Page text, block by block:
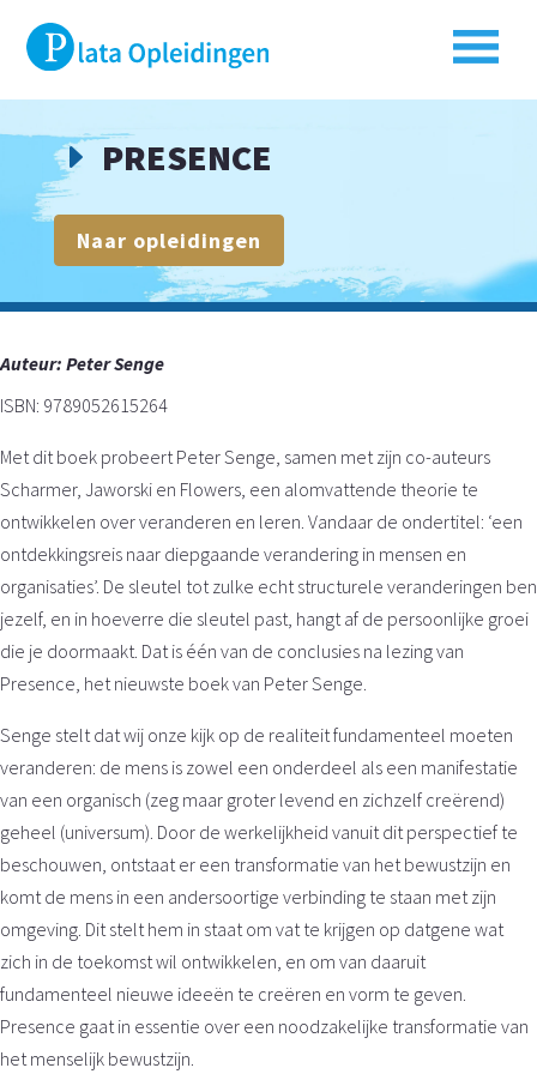
E PRESENCE
Naar opleidingen
Auteur: Peter Senge
ISBN: 9789052615264
Met dit boek probeert Peter Senge, samen met zijn co-auteurs
Scharmer, Jaworski en Flowers, een alomvattende theorie te
ontwikkelen over veranderen en leren. Vandaar de ondertitel: ‘een
ontdekkingsreis naar diepgaande verandering in mensen en
organisaties’. De sleutel tot zulke echt structurele veranderingen ben
jezelf, en in hoeverre die sleutel past, hangt af de persoonlijke groei
die je doormaakt. Dat is één van de conclusies na lezing van
Presence, het nieuwste boek van Peter Senge.
Senge stelt dat wij onze kijk op de realiteit fundamenteel moeten
veranderen: de mens is zowel een onderdeel als een manifestatie
van een organisch (zeg maar groter levend en zichzelf creërend)
geheel (universum). Door de werkelijkheid vanuit dit perspectief te
beschouwen, ontstaat er een transformatie van het bewustzijn en
komt de mens in een andersoortige verbinding te staan met zijn
omgeving. Dit stelt hem in staat om vat te krijgen op datgene wat
zich in de toekomst wil ontwikkelen, en om van daaruit
fundamenteel nieuwe ideeën te creëren en vorm te geven.
Presence gaat in essentie over een noodzakelijke transformatie van
het menselijk bewustzijn.